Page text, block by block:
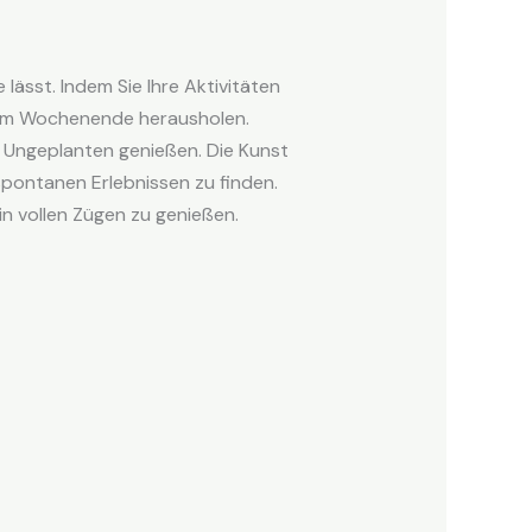
Indem Sie Ihre Aktivitäten
Wochenende herausholen.
genießen. Die Kunst
Erlebnissen zu finden.
vollen Zügen zu genießen.